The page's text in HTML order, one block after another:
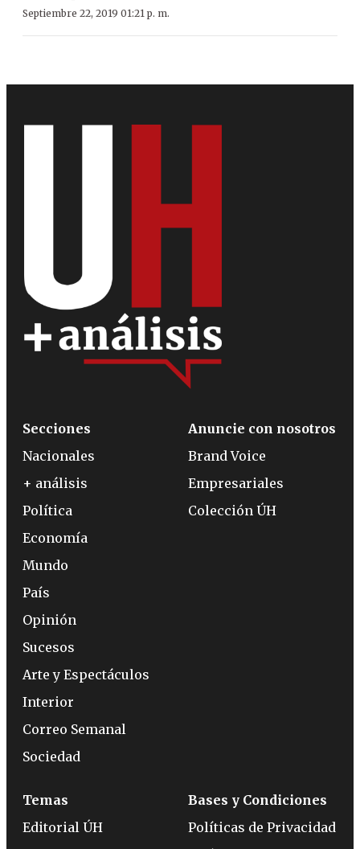
Septiembre 22, 2019 01:21 p. m.
Secciones
Nacionales
+ análisis
Política
Economía
Mundo
País
Opinión
Sucesos
Arte y Espectáculos
Interior
Correo Semanal
Sociedad
Anuncie con nosotros
Brand Voice
Empresariales
Colección ÚH
Temas
Editorial ÚH
Bases y Condiciones
Políticas de Privacidad